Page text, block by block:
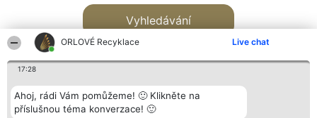
ORLOVÉ Recyklace Live chat
17:28
Ahoj, rádi Vám pomůžeme! 🙂 Klikněte na
příslušnou téma konverzace! 🙂
Vyhledávání